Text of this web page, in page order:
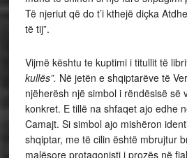
Të njeriut që do t’i kthejë diçka
të tij”.
Vijmë kështu te kuptimi i titullit të
kullës”. Në jetën e shqiptarëve të
njëherësh një simbol i rëndësisë së
konkret. E tillë na shfaqet ajo edhe
Camajt. Si simbol ajo mishëron
shqiptar, me të cilin është mbrujtur
malësore protagonisti i prozës në